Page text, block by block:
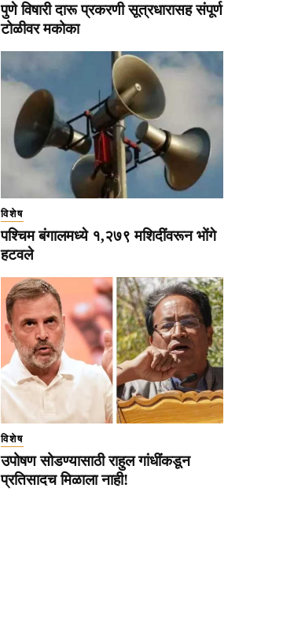
पुणे विषारी दारू प्रकरणी सूत्रधारासह संपूर्ण
टोळीवर मकोका
विशेष
पश्चिम बंगालमध्ये १,२७९ मशिदींवरून भोंगे
हटवले
विशेष
उपोषण सोडण्यासाठी राहुल गांधींकडून
प्रतिसादच मिळाला नाही!